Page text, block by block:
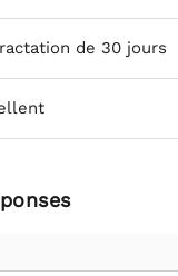
de 30 jours